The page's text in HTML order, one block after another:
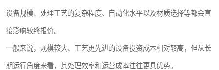
设备规模、处理工艺的复杂程度、自动化水平以及材质选择等都会直
接影响较终报价。
一般来说，规模较大、工艺更先进的设备投资成本相对较高，但从长
期运行角度来看，其处理效率和运营成本往往更具优势。